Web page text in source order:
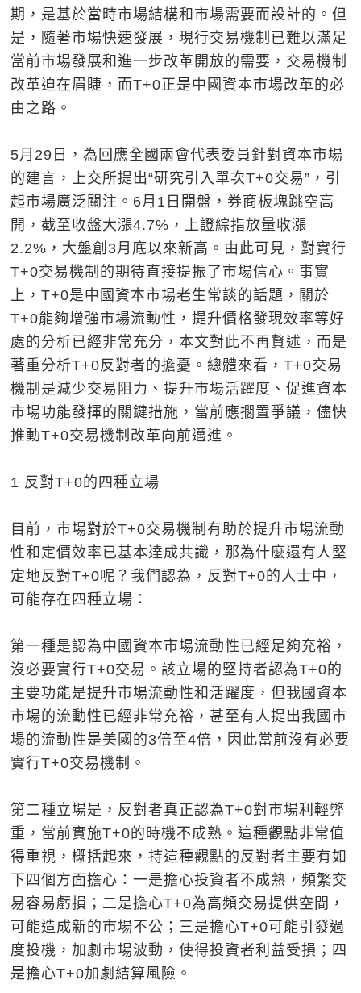
期，是基於當時市場結構和市場需要而設計的。但
是，隨著市場快速發展，現行交易機制已難以滿足
當前市場發展和進一步改革開放的需要，交易機制
改革迫在眉睫，而T+0正是中國資本市場改革的必
由之路。
5月29日，為回應全國兩會代表委員針對資本市場
的建言，上交所提出“研究引入單次T+0交易”，引
起市場廣泛關注。6月1日開盤，券商板塊跳空高
開，截至收盤大漲4.7%，上證綜指放量收漲
2.2%，大盤創3月底以來新高。由此可見，對實行
T+0交易機制的期待直接提振了市場信心。事實
上，T+0是中國資本市場老生常談的話題，關於
T+0能夠增強市場流動性，提升價格發現效率等好
處的分析已經非常充分，本文對此不再贅述，而是
著重分析T+0反對者的擔憂。總體來看，T+0交易
機制是減少交易阻力、提升市場活躍度、促進資本
市場功能發揮的關鍵措施，當前應擱置爭議，儘快
推動T+0交易機制改革向前邁進。
1 反對T+0的四種立場
目前，市場對於T+0交易機制有助於提升市場流動
性和定價效率已基本達成共識，那為什麼還有人堅
定地反對T+0呢？我們認為，反對T+0的人士中，
可能存在四種立場：
第一種是認為中國資本市場流動性已經足夠充裕，
沒必要實行T+0交易。該立場的堅持者認為T+0的
主要功能是提升市場流動性和活躍度，但我國資本
市場的流動性已經非常充裕，甚至有人提出我國市
場的流動性是美國的3倍至4倍，因此當前沒有必要
實行T+0交易機制。
第二種立場是，反對者真正認為T+0對市場利輕弊
重，當前實施T+0的時機不成熟。這種觀點非常值
得重視，概括起來，持這種觀點的反對者主要有如
下四個方面擔心：一是擔心投資者不成熟，頻繁交
易容易虧損；二是擔心T+0為高頻交易提供空間，
可能造成新的市場不公；三是擔心T+0可能引發過
度投機，加劇市場波動，使得投資者利益受損；四
是擔心T+0加劇結算風險。